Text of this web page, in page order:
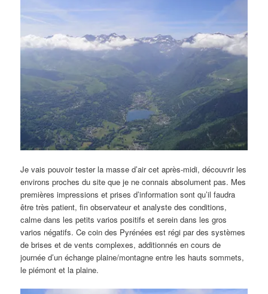
Je vais pouvoir tester la masse d’air cet après-midi, découvrir les
environs proches du site que je ne connais absolument pas. Mes
premières impressions et prises d’information sont qu’il faudra
être très patient, fin observateur et analyste des conditions,
calme dans les petits varios positifs et serein dans les gros
varios négatifs. Ce coin des Pyrénées est régi par des systèmes
de brises et de vents complexes, additionnés en cours de
journée d’un échange plaine/montagne entre les hauts sommets,
le piémont et la plaine.